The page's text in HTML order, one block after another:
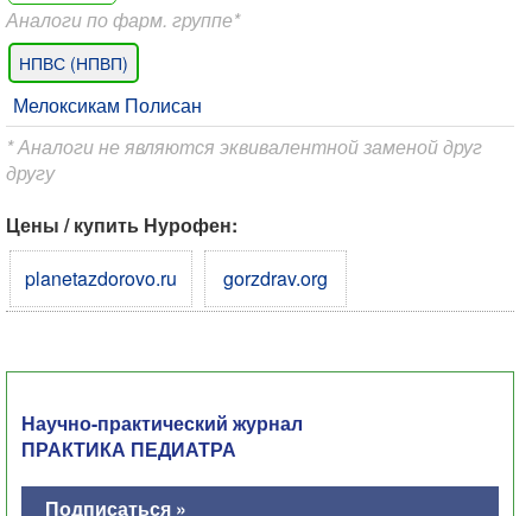
Аналоги по фарм. группе*
НПВС (НПВП)
Мелоксикам Полисан
* Аналоги не являются эквивалентной заменой друг
другу
Цены / купить Нурофен:
planetazdorovo.ru
gorzdrav.org
Научно-практический журнал
ПРАКТИКА ПЕДИАТРА
Подписаться »